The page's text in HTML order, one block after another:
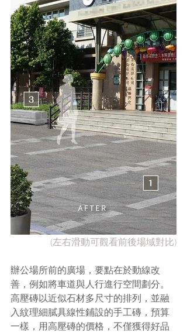
(左右滑動可觀看前後場域對比)
辦公場所前的廣場，要點在於動線改
善，例如將車道與人行進行空間劃分。
高壓磚以近似石材多尺寸的排列，並融
入紋理細膩具線性鋪設的手工磚，預算
一樣，用高壓磚的價格，不僅獲得好品